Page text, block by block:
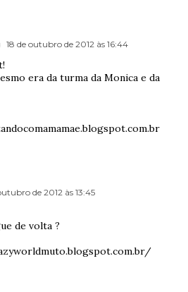
18 de outubro de 2012 às 16:44
era da turma da Monica e da
de 2012 às 13:45
de volta ?